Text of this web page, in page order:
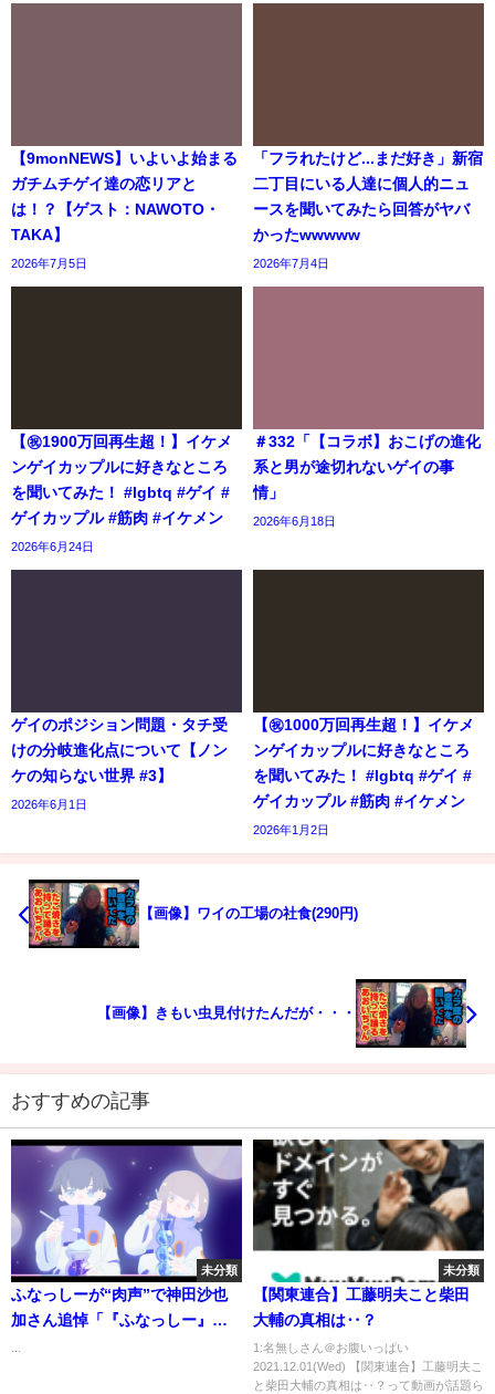
【9monNEWS】いよいよ始まる
ガチムチゲイ達の恋リアと
は！？【ゲスト：NAWOTO・
TAKA】
2026年7月5日
「フラれたけど...まだ好き」新宿
二丁目にいる人達に個人的ニュ
ースを聞いてみたら回答がヤバ
かったwwwww
2026年7月4日
【㊗️1900万回再生超！】イケメ
ンゲイカップルに好きなところ
を聞いてみた！ #lgbtq #ゲイ #
ゲイカップル #筋肉 #イケメン
2026年6月24日
＃332「【コラボ】おこげの進化
系と男が途切れないゲイの事
情」
2026年6月18日
ゲイのポジション問題・タチ受
けの分岐進化点について【ノン
ケの知らない世界 #3】
2026年6月1日
【㊗️1000万回再生超！】イケメ
ンゲイカップルに好きなところ
を聞いてみた！ #lgbtq #ゲイ #
ゲイカップル #筋肉 #イケメン
2026年1月2日
【画像】ワイの工場の社食(290円)
【画像】きもい虫見付けたんだが・・・
おすすめの記事
未分類
ふなっしーが“肉声”で神田沙也
加さん追悼「『ふなっしー』と
未分類
【関東連合】工藤明夫こと柴田
大輔の真相は‥？
1:名無しさん＠お腹いっぱい
2021.12.01(Wed) 【関東連合】工藤明夫こ
と柴田大輔の真相は‥？って動画が話題ら